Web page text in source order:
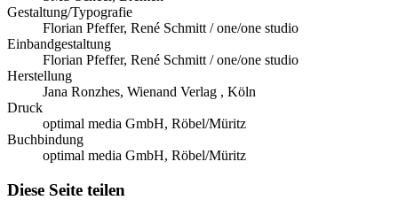
Gestaltung/Typografie
Florian Pfeffer, René Schmitt / one/one studio
Einbandgestaltung
Florian Pfeffer, René Schmitt / one/one studio
Herstellung
Jana Ronzhes, Wienand Verlag , Köln
Druck
optimal media GmbH, Röbel/Müritz
Buchbindung
optimal media GmbH, Röbel/Müritz
Diese Seite teilen